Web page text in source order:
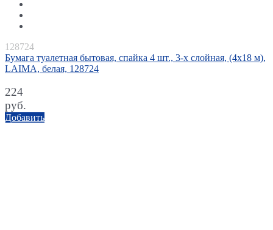
128724
Бумага туалетная бытовая, спайка 4 шт., 3-х слойная, (4х18 м),
LAIMA, белая, 128724
224
руб.
Добавить